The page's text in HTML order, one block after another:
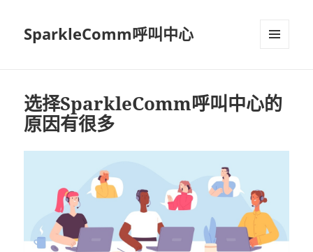
SparkleComm呼叫中心
选择SparkleComm呼叫中心的
原因有很多